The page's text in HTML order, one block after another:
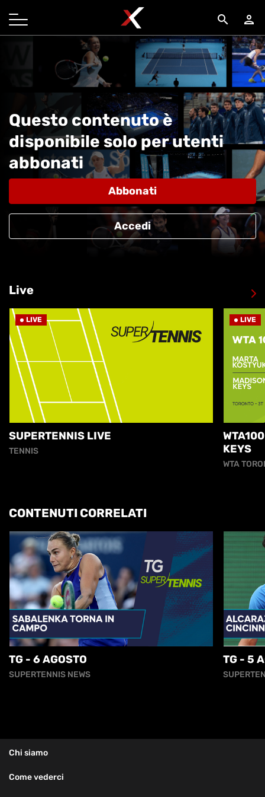
search person
Questo contenuto è
disponibile solo per utenti
abbonati
Abbonati
Accedi
Live
LIVE
SUPERTENNIS LIVE
TENNIS
LIVE
KEYS
WTA
CONTENUTI CORRELATI
TG - 6 AGOSTO
SUPERTENNIS NEWS
TG - 5
Chi siamo
Come vederci